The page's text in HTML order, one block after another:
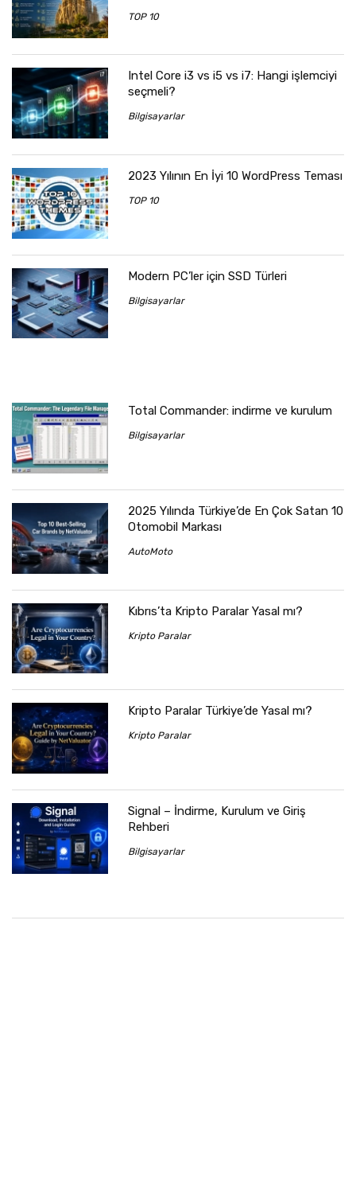
TOP 10
Intel Core i3 vs i5 vs i7: Hangi işlemciyi
seçmeli?
Bilgisayarlar
2023 Yılının En İyi 10 WordPress Teması
TOP 10
Modern PC’ler için SSD Türleri
Bilgisayarlar
Total Commander: indirme ve kurulum
Bilgisayarlar
2025 Yılında Türkiye’de En Çok Satan 10
Otomobil Markası
AutoMoto
Kıbrıs’ta Kripto Paralar Yasal mı?
Kripto Paralar
Kripto Paralar Türkiye’de Yasal mı?
Kripto Paralar
Signal – İndirme, Kurulum ve Giriş
Rehberi
Bilgisayarlar